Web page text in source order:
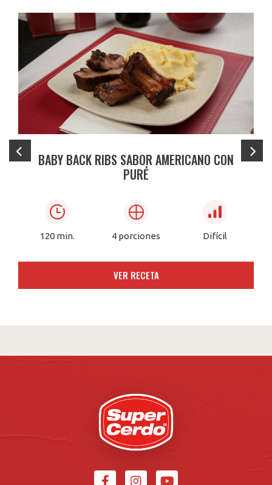
BABY BACK RIBS SABOR AMERICANO CON
PURÉ
120 min. 4 porciones Difícil
VER RECETA